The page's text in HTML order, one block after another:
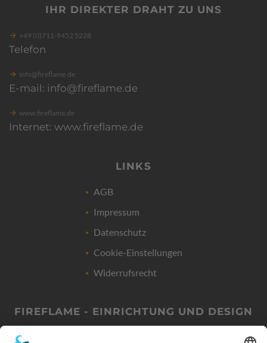
IHR DIREKTER DRAHT ZU UNS
+49 (0)711-9452 5228
Telefon
info@fireflame.de
E-mail: info@fireflame.de
www.fireflame.de
Internet: www.fireflame.de
LINKS
AGB
Impressum
Datenschutz
Cookie-Einstellungen
Widerrufsrecht
FIREFLAME - EINRICHTUNG UND DESIGN